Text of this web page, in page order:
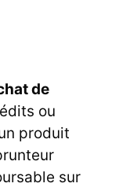
de
ou
produit
sur